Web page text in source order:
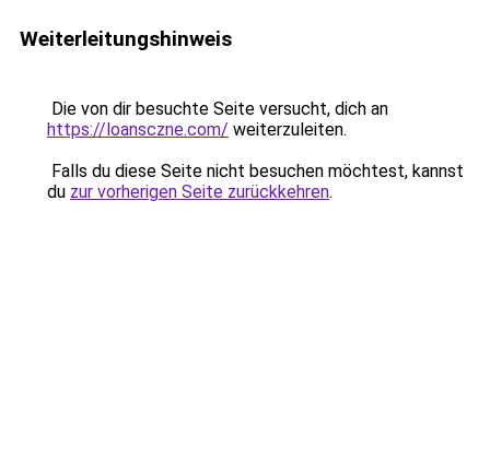
Weiterleitungshinweis
Die von dir besuchte Seite versucht, dich an
https://loansczne.com/ weiterzuleiten.
Falls du diese Seite nicht besuchen möchtest, kannst
du zur vorherigen Seite zurückkehren.